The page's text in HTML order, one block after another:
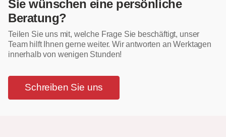
Sie wünschen eine persönliche
Beratung?
Teilen Sie uns mit, welche Frage Sie beschäftigt, unser
Team hilft Ihnen gerne weiter. Wir antworten an Werktagen
innerhalb von wenigen Stunden!
Schreiben Sie uns